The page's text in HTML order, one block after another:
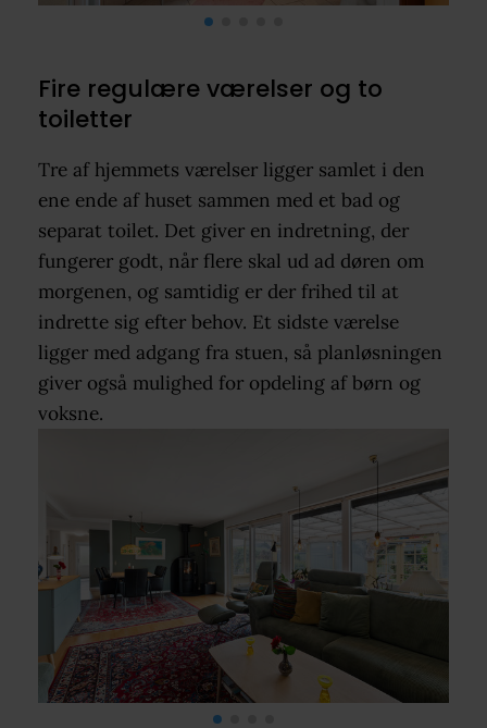
Fire regulære værelser og to
toiletter
Tre af hjemmets værelser ligger samlet i den
ene ende af huset sammen med et bad og
separat toilet. Det giver en indretning, der
fungerer godt, når flere skal ud ad døren om
morgenen, og samtidig er der frihed til at
indrette sig efter behov. Et sidste værelse
ligger med adgang fra stuen, så planløsningen
giver også mulighed for opdeling af børn og
voksne.